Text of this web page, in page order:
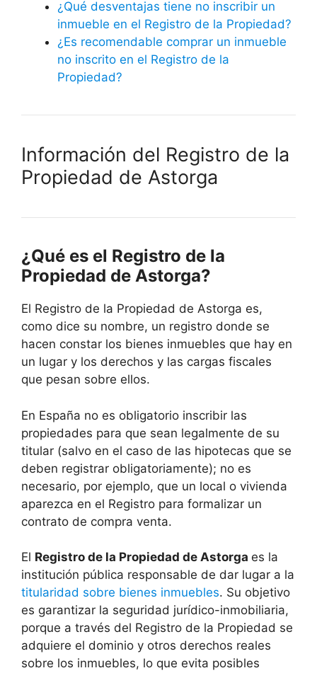
¿Qué desventajas tiene no inscribir un
inmueble en el Registro de la Propiedad?
¿Es recomendable comprar un inmueble
no inscrito en el Registro de la
Propiedad?
Información del Registro de la
Propiedad de Astorga
¿Qué es el Registro de la
Propiedad de Astorga?
El Registro de la Propiedad de Astorga es,
como dice su nombre, un registro donde se
hacen constar los bienes inmuebles que hay en
un lugar y los derechos y las cargas fiscales
que pesan sobre ellos.
En España no es obligatorio inscribir las
propiedades para que sean legalmente de su
titular (salvo en el caso de las hipotecas que se
deben registrar obligatoriamente); no es
necesario, por ejemplo, que un local o vivienda
aparezca en el Registro para formalizar un
contrato de compra venta.
El Registro de la Propiedad de Astorga es la
institución pública responsable de dar lugar a la
titularidad sobre bienes inmuebles. Su objetivo
es garantizar la seguridad jurídico-inmobiliaria,
porque a través del Registro de la Propiedad se
adquiere el dominio y otros derechos reales
sobre los inmuebles, lo que evita posibles